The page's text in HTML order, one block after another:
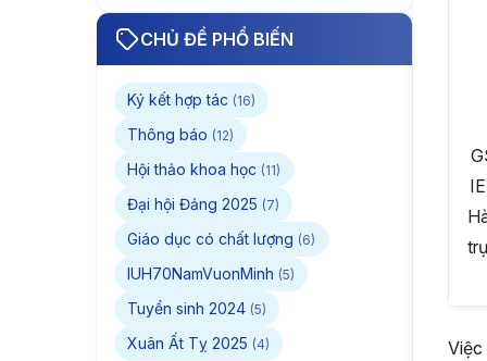
cuộc thi Thiết kế quốc
bằng Giỏi trước hạn
CHỦ ĐỀ PHỔ BIẾN
Ký kết hợp tác (16)
Thông báo (12)
Hội thảo khoa học (11)
Đại hội Đảng 2025 (7)
Giáo dục có chất lượng (6)
IUH70NamVuonMinh (5)
Tuyển sinh 2024 (5)
Xuân Ất Tỵ 2025 (4)
Việc